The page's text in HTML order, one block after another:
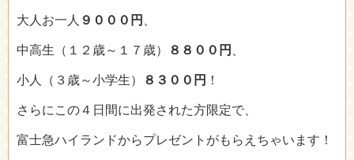
大人お一人 ９０００円、
中高生（１２歳～１７歳） ８８００円、
小人（３歳～小学生） ８３００円 ！
さらにこの４日間に出発された方限定で、
富士急ハイランドからプレゼントがもらえちゃいます！